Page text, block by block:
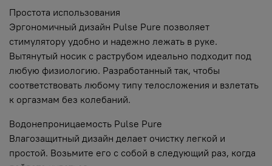
Простота использования
Эргономичный дизайн Pulse Pure позволяет
стимулятору удобно и надежно лежать в руке.
Вытянутый носик с раструбом идеально подходит под
любую физиологию. Разработанный так, чтобы
соответствовать любому типу телосложения и взлетать
к оргазмам без колебаний.
Водонепроницаемость Pulse Pure
Влагозащитный дизайн делает очистку легкой и
простой. Возьмите его с собой в следующий раз, когда